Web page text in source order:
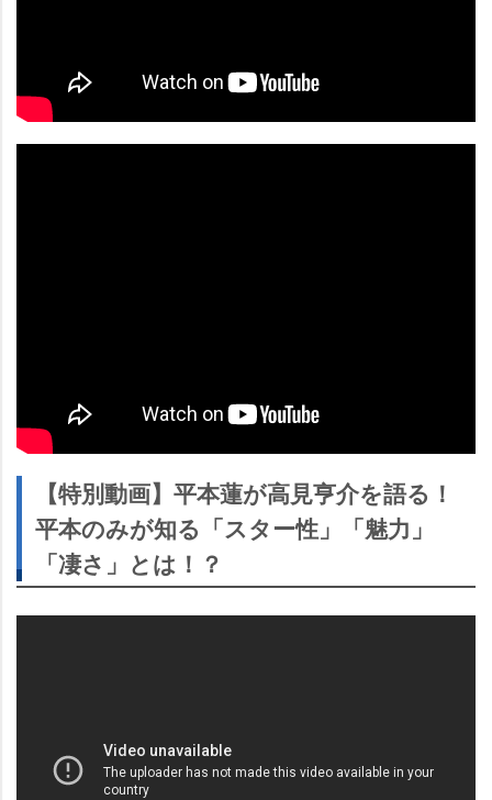
【特別動画】平本蓮が高見亨介を語る！
平本のみが知る「スター性」「魅力」
「凄さ」とは！？